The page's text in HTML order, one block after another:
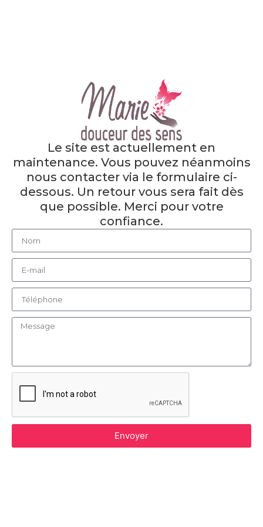
Le site est actuellement en
maintenance. Vous pouvez néanmoins
nous contacter via le formulaire ci-
dessous. Un retour vous sera fait dès
que possible. Merci pour votre
confiance.
Envoyer